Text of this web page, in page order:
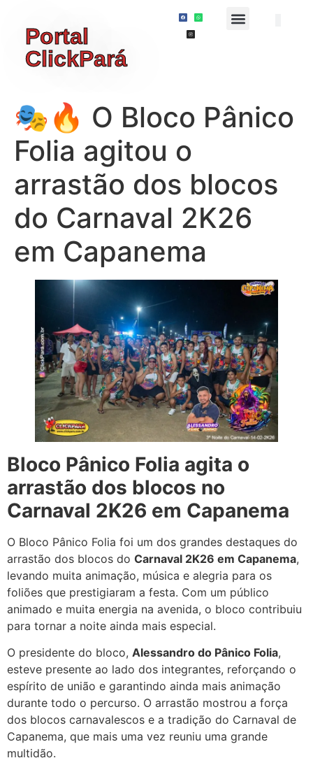
Portal
ClickPará
🎭🔥 O Bloco Pânico
Folia agitou o
arrastão dos blocos
do Carnaval 2K26
em Capanema
Bloco Pânico Folia agita o
arrastão dos blocos no
Carnaval 2K26 em Capanema
O Bloco Pânico Folia foi um dos grandes destaques do
arrastão dos blocos do Carnaval 2K26 em Capanema,
levando muita animação, música e alegria para os
foliões que prestigiaram a festa. Com um público
animado e muita energia na avenida, o bloco contribuiu
para tornar a noite ainda mais especial.
O presidente do bloco, Alessandro do Pânico Folia,
esteve presente ao lado dos integrantes, reforçando o
espírito de união e garantindo ainda mais animação
durante todo o percurso. O arrastão mostrou a força
dos blocos carnavalescos e a tradição do Carnaval de
Capanema, que mais uma vez reuniu uma grande
multidão.